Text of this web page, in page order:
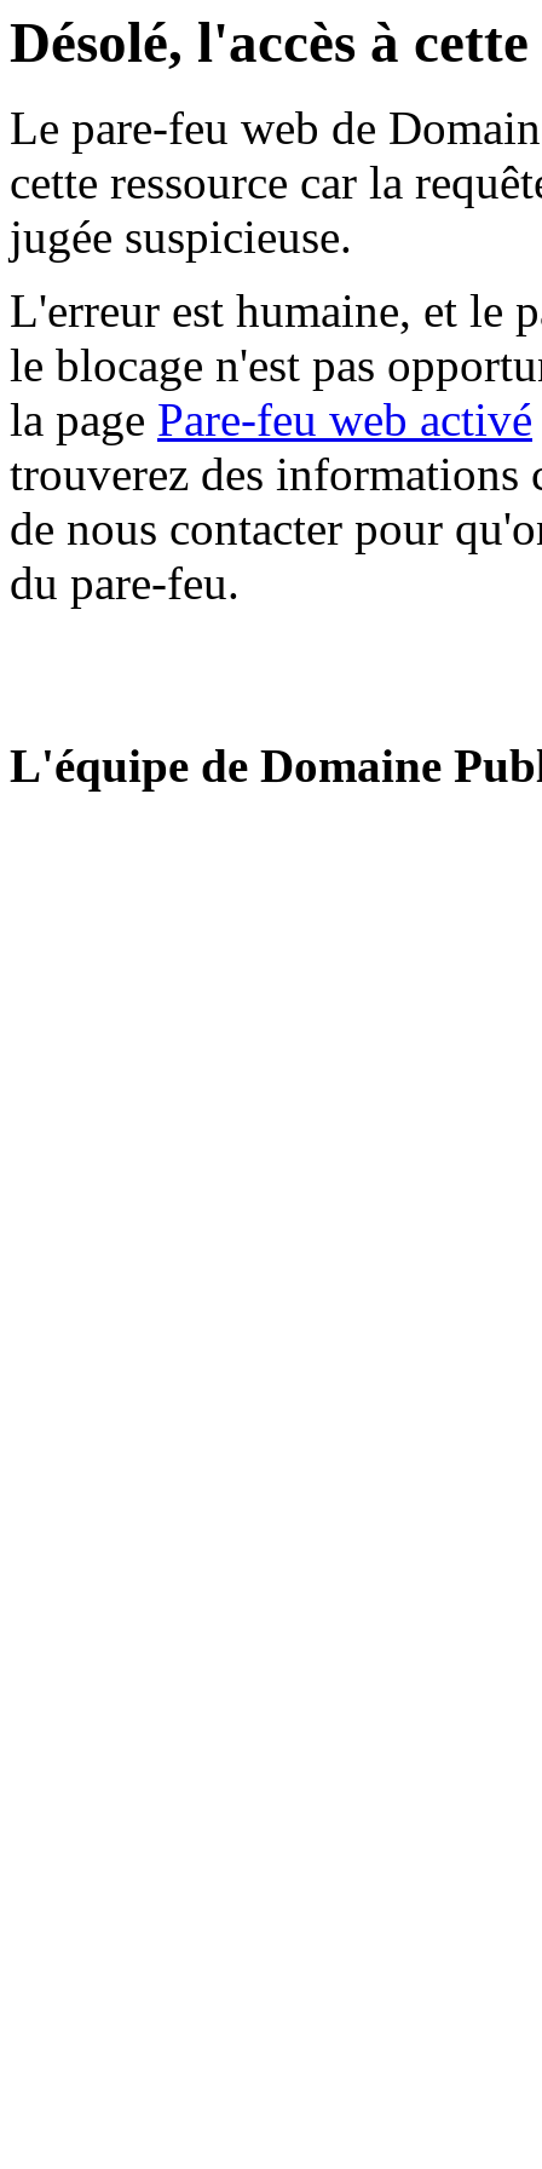
Désolé, l'accès à
Le pare-feu web de
cette ressource car la
jugée suspicieuse.
L'erreur est humaine, et le
le blocage n'est pas
la page Pare-feu web activé
trouverez des informations
de nous contacter pour
du pare-feu.
L'équipe de Domaine